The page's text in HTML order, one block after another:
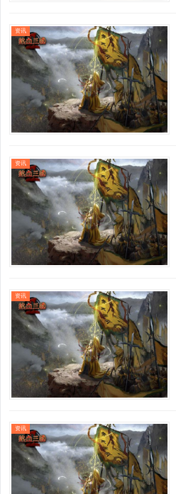
资讯
资讯
资讯
资讯